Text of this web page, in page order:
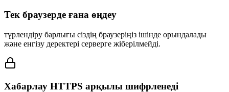
Тек браузерде ғана өңдеу
түрлендіру барлығы сіздің браузеріңіз ішінде орындалады
және енгізу деректері серверге жіберілмейді.
Хабарлау HTTPS арқылы шифрленеді